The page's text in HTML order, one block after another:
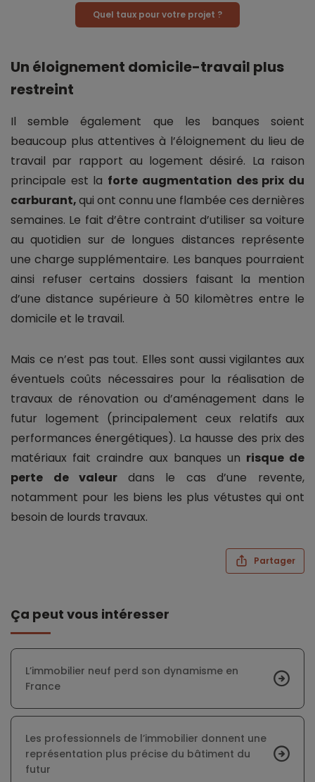
Quel taux pour votre projet ?
Un éloignement domicile-travail plus
restreint
Il semble également que les banques soient
beaucoup plus attentives à l’éloignement du lieu de
travail par rapport au logement désiré. La raison
principale est la forte augmentation des prix du
carburant,qui ont connu une flambée ces dernières
semaines. Le fait d’être contraint d’utiliser sa voiture
au quotidien sur de longues distances représente
une charge supplémentaire. Les banques pourraient
ainsi refuser certains dossiers faisant la mention
d’une distance supérieure à 50 kilomètres entre le
domicile et le travail.
Mais ce n’est pas tout. Elles sont aussi vigilantes aux
éventuels coûts nécessaires pour la réalisation de
travaux de rénovation ou d’aménagement dans le
futur logement (principalement ceux relatifs aux
performances énergétiques). La hausse des prix des
matériaux fait craindre aux banques un risque de
perte de valeur dans le cas d’une revente,
notamment pour les biens les plus vétustes qui ont
besoin de lourds travaux.
Partager
Ça peut vous intéresser
L’immobilier neuf perd son dynamisme en
France
Les professionnels de l’immobilier donnent une
représentation plus précise du bâtiment du
futur